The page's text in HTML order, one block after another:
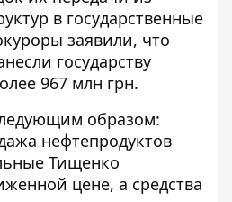
в государственные
заявили, что
государству
967 млн ​​грн.
образом:
нефтепродуктов
Тищенко
цене, а средства